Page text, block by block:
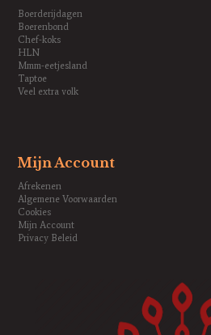
Boerderijdagen
Boerenbond
Chef-koks
HLN
Mmm-eetjesland
Taptoe
Veel extra volk
Mijn Account
Afrekenen
Algemene Voorwaarden
Cookies
Mijn Account
Privacy Beleid